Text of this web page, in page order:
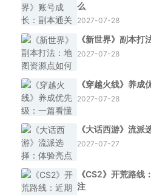
么
2027-07-28
《新世界》副本打
2027-07-28
《穿越火线》养成
2027-07-28
《大话西游》流派
2027-07-27
《CS2》开荒路线
注